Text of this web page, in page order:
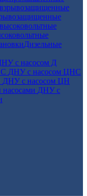
Дизельные
с насосом Д
ДНУ с насосом ЦНС
ДНУ с насосом ЦН
ДНУ с